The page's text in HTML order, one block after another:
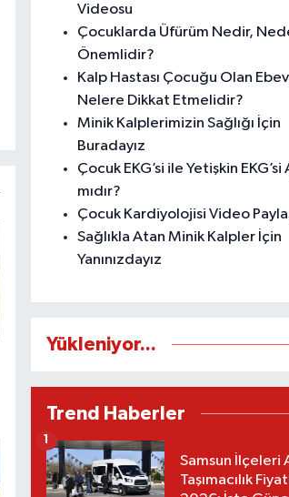
Videosu
Çocuklarda Üfürüm Nedir,
Önemlidir?
Kalp Hastası Çocuğu Olan
Nelere Dikkat Etmelidir?
Minik Kalplerimizin Sağlığı İçin
Buradayız
Çocuk EKG’si ile Yetişkin EKG’si
mıdır?
Çocuk Kardiyolojisi Video
Sağlıkla Atan Minik Kalpler İçin
Yanınızdayız
Yükleniyor...
Trend Haberler
Samsun İlçeleri
Taşımacılık
1